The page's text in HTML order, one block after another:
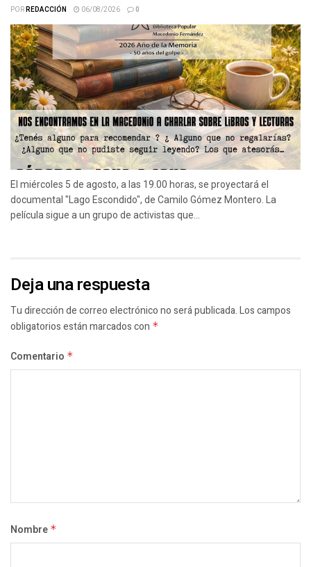
PORREDACCIÓN 06/08/2026 0
El miércoles 5 de agosto, a las 19.00 horas, se proyectará el
documental "Lago Escondido", de Camilo Gómez Montero. La
película sigue a un grupo de activistas que...
Deja una respuesta
Tu dirección de correo electrónico no será publicada.Los campos
obligatorios están marcados con *
Comentario *
Nombre *